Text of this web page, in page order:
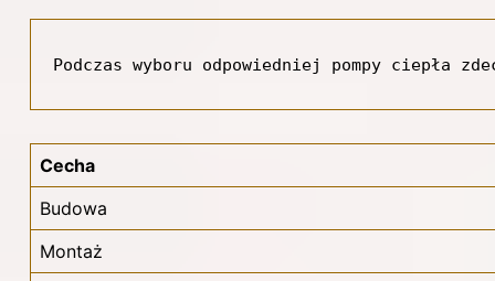
Podczas wyboru odpowiedniej pompy ciepła
Cecha
Budowa
Montaż